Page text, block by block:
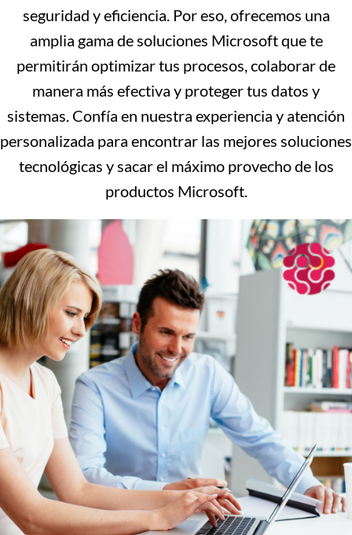
seguridad y eficiencia. Por eso, ofrecemos una
amplia gama de soluciones Microsoft que te
permitirán optimizar tus procesos, colaborar de
manera más efectiva y proteger tus datos y
sistemas. Confía en nuestra experiencia y atención
personalizada para encontrar las mejores soluciones
tecnológicas y sacar el máximo provecho de los
productos Microsoft.